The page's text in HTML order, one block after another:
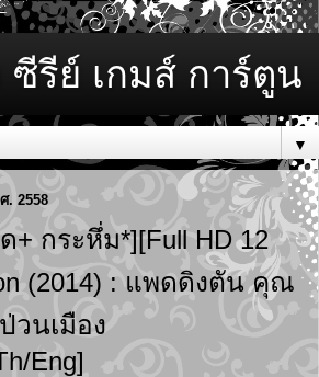
รีย์ เกมส์ การ์ตูน
▼
. 2558
กระหึ่ม*][Full HD 12
(2014) : แพดดิงตัน คุณ
วนเมือง
Eng]